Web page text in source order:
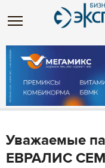
Уважаемые
ЕВРАЛИС